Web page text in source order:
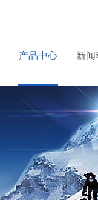
产品中心 新闻